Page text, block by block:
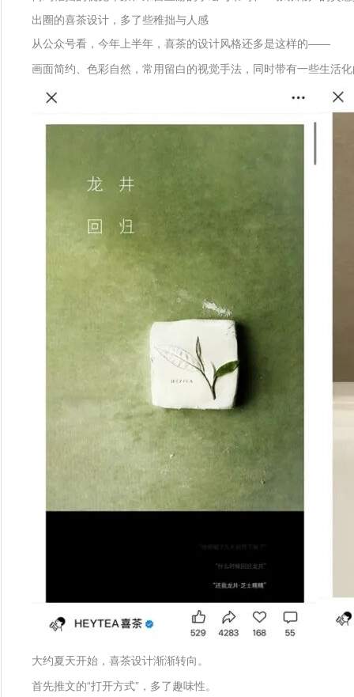
出圈的喜茶设计，多了些稚拙与人感
从公众号看，今年上半年，喜茶的设计风格还多是这样的——
画面简约、色彩自然，常用留白的视觉手法，同时带有一些生活
大约夏天开始，喜茶设计渐渐转向。
首先推文的“打开方式”，多了趣味性。